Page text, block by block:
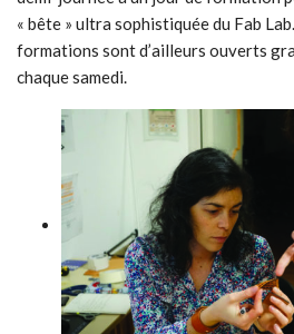
« bête » ultra sophistiquée du Fab
formations sont d’ailleurs ouverts
chaque samedi.